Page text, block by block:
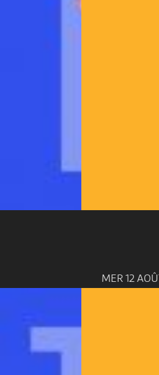
MER 12 AOÛT